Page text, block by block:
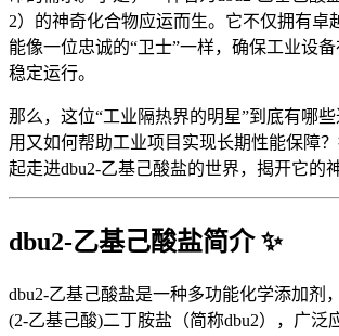
2）的神奇化合物应运而生。它不仅拥有卓
能像一位忠诚的“卫士”一样，确保工业设
稳定运行。
那么，这位“工业隔热界的明星”到底有哪
用又如何帮助工业项目实现长期性能保障
起走进dbu2-乙基己酸盐的世界，揭开它的
dbu2-乙基己酸盐简介 ✨
dbu2-乙基己酸盐是一种多功能化学添加剂
(2-乙基己酸)二丁胺盐（简称dbu2），广泛